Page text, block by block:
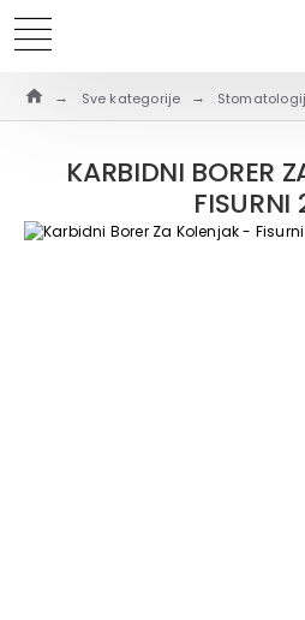
Sve kategorije
KARBIDNI BORER
FISURNI